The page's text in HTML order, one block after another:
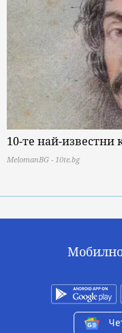
10-те най-
MelomanBG - 10te.bg